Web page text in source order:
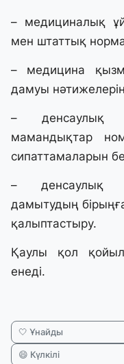
– медициналық
мен штаттық
– медицина
дамуы
– денсаулық
мамандықтар
сипаттамаларын
– денсаулық
дамытудың
қалыптастыру.
Қаулы қол
енеді.
🤍 Ұнайды
😄 Күлкілі